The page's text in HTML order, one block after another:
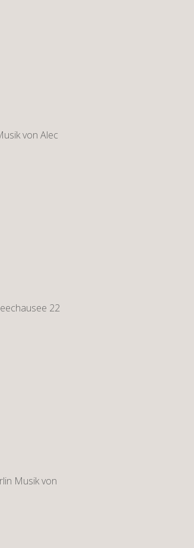
von Alec
22
Musik von